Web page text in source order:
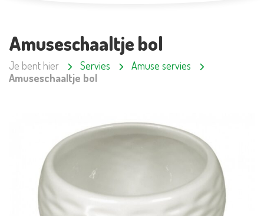
Amuseschaaltje bol
Je bent hier Servies
Amuse servies
Amuseschaaltje bol